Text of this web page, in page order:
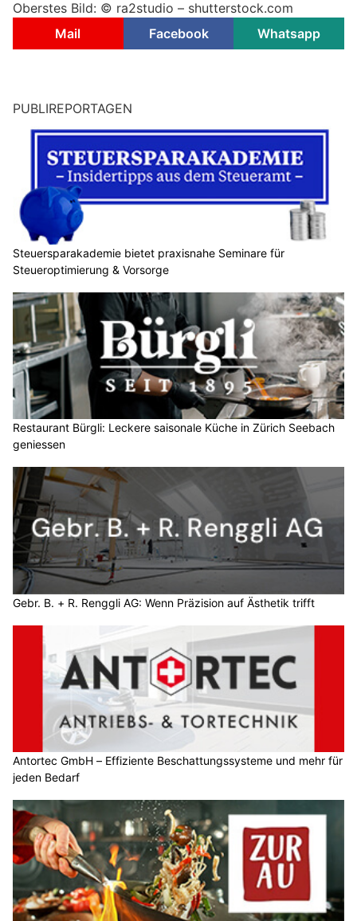
Oberstes Bild: © ra2studio – shutterstock.com
Mail
Facebook Whatsapp
PUBLIREPORTAGEN
Steuersparakademie bietet praxisnahe Seminare für
Steueroptimierung & Vorsorge
Restaurant Bürgli: Leckere saisonale Küche in Zürich Seebach
geniessen
Gebr. B. + R. Renggli AG: Wenn Präzision auf Ästhetik trifft
Antortec GmbH – Effiziente Beschattungssysteme und mehr für
jeden Bedarf